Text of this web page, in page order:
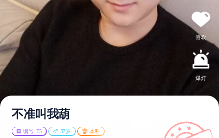
喜欢
爆灯
不准叫我葫
编号: 75 37岁 本科